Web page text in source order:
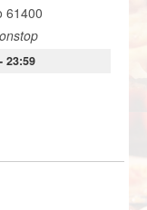
61400
23:59